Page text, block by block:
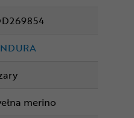
merino